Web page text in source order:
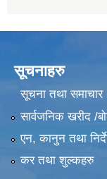
सूचनाहरु
सूचना तथा समाचार
सार्वजनिक खरीद /
एन, कानुन तथा
कर तथा शुल्कहरु